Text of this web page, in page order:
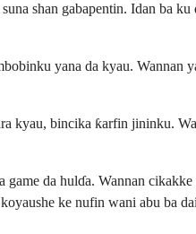
shan gabapentin. Idan ba
yana da kyau.
kyau, bincika ƙarfin jininku.
game da hulɗa. Wannan
ke nufin wani abu ba